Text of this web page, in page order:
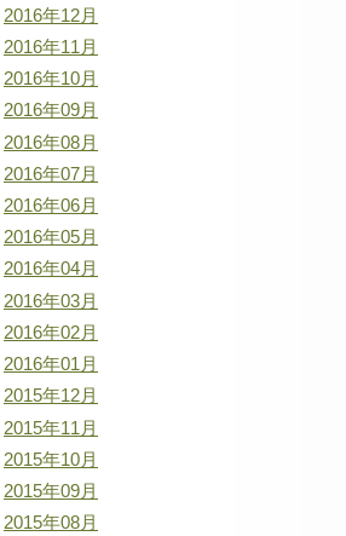
2016年12月
2016年11月
2016年10月
2016年09月
2016年08月
2016年07月
2016年06月
2016年05月
2016年04月
2016年03月
2016年02月
2016年01月
2015年12月
2015年11月
2015年10月
2015年09月
2015年08月